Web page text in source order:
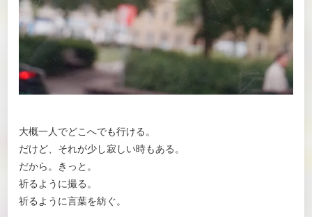
大概一人でどこへでも行ける。
だけど、それが少し寂しい時もある。
だから。きっと。
祈るように撮る。
祈るように言葉を紡ぐ。